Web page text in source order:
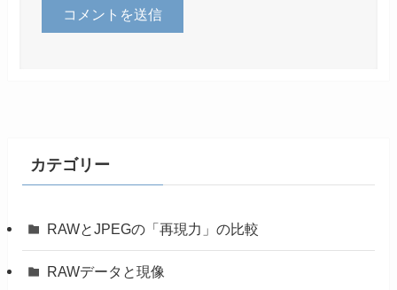
カテゴリー
RAWとJPEGの「再現力」の比較
RAWデータと現像